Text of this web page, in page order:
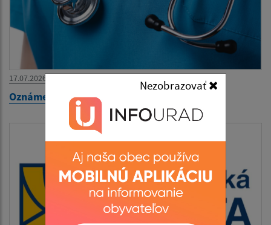
Nezobrazovať
17.07.2026
Oznámenie - MUDr. Erika Kentošová